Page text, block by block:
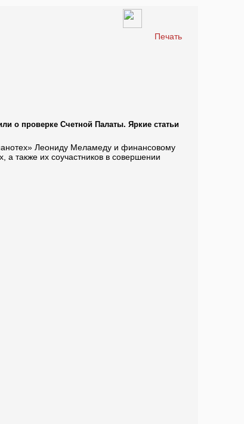
Печать
о проверке Счетной Палаты. Яркие статьи
Леониду Меламеду и финансовому
а также их соучастников в совершении